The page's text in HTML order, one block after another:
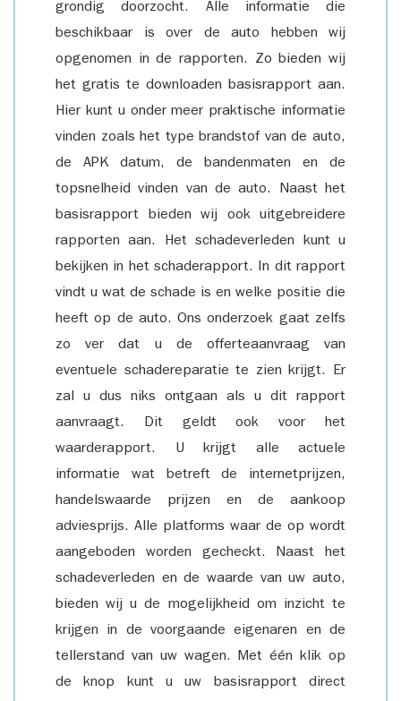
grondig doorzocht. Alle informatie die
beschikbaar is over de auto hebben wij
opgenomen in de rapporten. Zo bieden wij
het gratis te downloaden basisrapport aan.
Hier kunt u onder meer praktische informatie
vinden zoals het type brandstof van de auto,
de APK datum, de bandenmaten en de
topsnelheid vinden van de auto. Naast het
basisrapport bieden wij ook uitgebreidere
rapporten aan. Het schadeverleden kunt u
bekijken in het schaderapport. In dit rapport
vindt u wat de schade is en welke positie die
heeft op de auto. Ons onderzoek gaat zelfs
zo ver dat u de offerteaanvraag van
eventuele schadereparatie te zien krijgt. Er
zal u dus niks ontgaan als u dit rapport
aanvraagt. Dit geldt ook voor het
waarderapport. U krijgt alle actuele
informatie wat betreft de internetprijzen,
handelswaarde prijzen en de aankoop
adviesprijs. Alle platforms waar de op wordt
aangeboden worden gecheckt. Naast het
schadeverleden en de waarde van uw auto,
bieden wij u de mogelijkheid om inzicht te
krijgen in de voorgaande eigenaren en de
tellerstand van uw wagen. Met één klik op
de knop kunt u uw basisrapport direct